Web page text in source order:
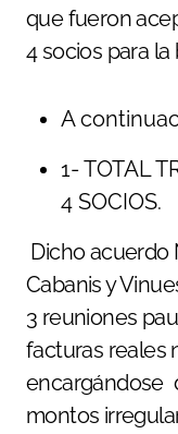
que fueron
4 socios para
A
1- TOTAL
4 SOCIOS.
Dicho acuerdo
Cabanis y
3 reuniones
facturas reales
encargándose
montos